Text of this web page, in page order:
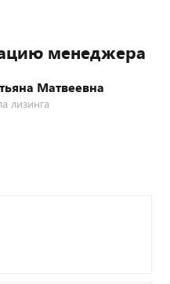
менеджера
Матвеевна
лизинга